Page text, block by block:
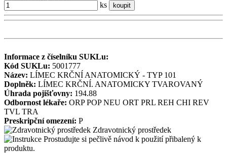
ks
koupit
Informace z číselníku SUKLu:
Kód SUKLu: 5001777
Název: LÍMEC KRČNÍ ANATOMICKÝ - TYP 101
Doplněk: LÍMEC KRČNÍ. ANATOMICKY TVAROVANÝ
Úhrada pojišťovny: 194.88
Odbornost lékaře: ORPPOPNEU ORT PRL REH CHI REV
TVL TRA
Preskripční omezení: P
Zdravotnický prostředek
Prostudujte si pečlivě návod k použití přibalený k
produktu.